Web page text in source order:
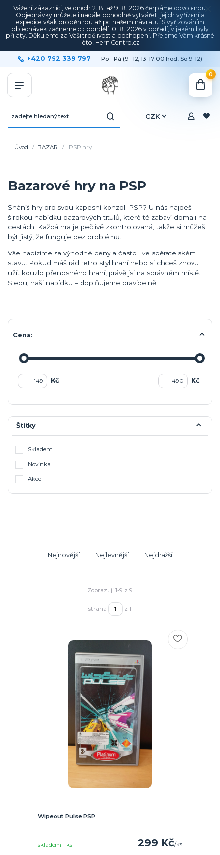
Vážení zákazníci, ve dnech 2. 8. až 9. 8. 2026 čerpáme dovolenou.
Objednávky můžete i nadále pohodlně vytvářet, jejich vyřízení a
expedice však proběhnou až po našem návratu. S vyřizováním
objednávek začneme od pondělí 10. 8. 2026 v pořadí, v jakém byly
přijaty. Děkujeme za Vaši trpělivost a pochopení. Přejeme Vám krásné
léto! HerniCentro.cz
CZK
+420 792 339 797 Po - Pá (9 -12, 13-17:00 hod, So 9-12)
0
Úvod BAZAR PSP hry
Bazarové hry na PSP
Sháníš hry pro svou kapesní konzoli PSP? U nás najdeš
širokou nabídku bazarových titulů, které tě zabaví doma i na
cestách. Každá hra je pečlivě zkontrolovaná, takže si můžeš
být jistý, že funguje bez problémů.
Vše nabízíme za výhodné ceny a často i ve sběratelském
stavu. Pokud máš rád retro styl hraní nebo si chceš znovu
užít kouzlo přenosného hraní, právě jsi na správném místě.
Sleduj naši nabídku – doplňujeme pravidelně.
Cena:
Kč Kč
Štítky
Skladem
Novinka
Akce
Nejnovější Nejlevnější Nejdražší
Zobrazuji 1-9 z 9
strana z 1
Wipeout Pulse PSP
299 Kč/ks
skladem 1 ks